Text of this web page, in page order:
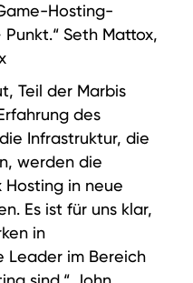
Hosting-
Seth Mattox,
Teil der Marbis
des
Infrastruktur, die
werden die
Hosting in neue
Es ist für uns klar,
in
Leader im Bereich